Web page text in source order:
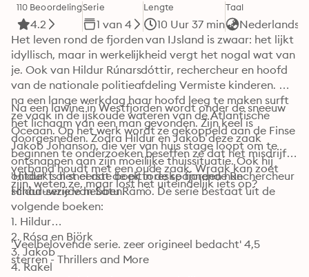
110 Beoordeling
4.2
Serie
1 van 4
Lengte
10 Uur 37 min
Taal
Nederlands
Het leven rond de fjorden van IJsland is zwaar: het lijkt
idyllisch, maar in werkelijkheid vergt het nogal wat van
je. Ook van Hildur Rúnarsdóttir, rechercheur en hoofd
van de nationale politieafdeling Vermiste kinderen. Om
na een lange werkdag haar hoofd leeg te maken surft
ze vaak in de ijskoude wateren van de Atlantische
Oceaan. Op het werk wordt ze gekoppeld aan de Finse
Jakob Johanson, die ver van huis stage loopt om te
ontsnappen aan zijn moeilijke thuissituatie. Ook hij
ontdekt al snel dat de pittoreske fjorden hun
schaduwzijde hebben.
Na een lawine in Westfjorden wordt onder de sneeuw
het lichaam van een man gevonden. Zijn keel is
doorgesneden. Zodra Hildur en Jakob deze zaak
beginnen te onderzoeken beseffen ze dat het misdrijf
verband houdt met een oude zaak. Wraak kan zoet
zijn, weten ze, maar lost het uiteindelijk iets op?
'Hildur' is het eerste boek in de spannende Rechercheur
Hildur-serie van Satu Rämö. De serie bestaat uit de
volgende boeken:
1. Hildur
2. Rósa en Björk
3. Jakob
4. Rakel
‘Veelbelovende serie. zeer origineel bedacht' 4,5
sterren - Thrillers and More